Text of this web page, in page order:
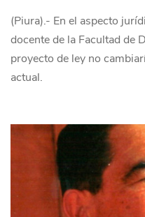
(Piura).- En el aspecto
docente de la Facultad de
proyecto de ley no
actual.